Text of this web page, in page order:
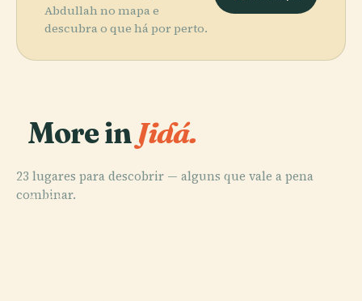
Abdullah no mapa e
descubra o que há por perto.
More in Jidá.
23 lugares para descobrir — alguns que vale a pena
combinar.
PLACE
PLACE
PLACE